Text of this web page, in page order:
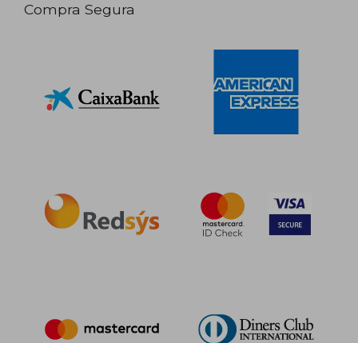
Compra Segura